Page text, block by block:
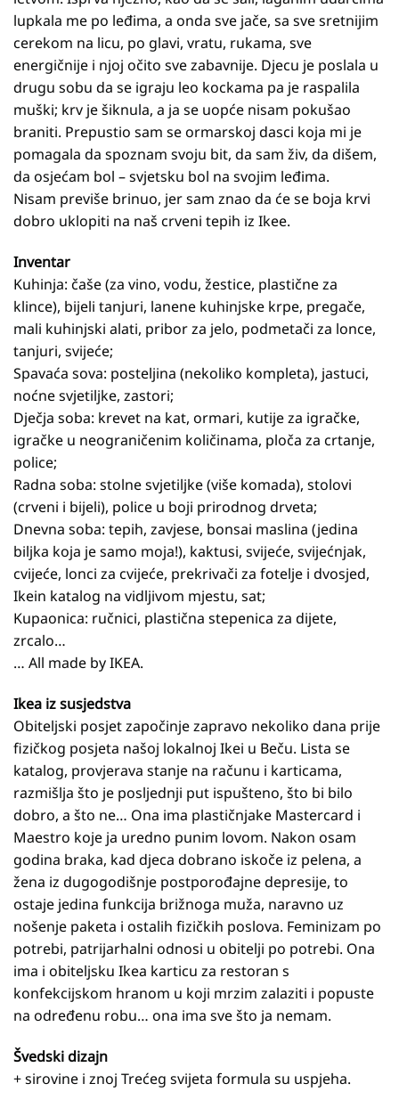
lupkala me po leđima, a onda sve jače, sa sve sretnijim
cerekom na licu, po glavi, vratu, rukama, sve
energičnije i njoj očito sve zabavnije. Djecu je poslala u
drugu sobu da se igraju leo kockama pa je raspalila
muški; krv je šiknula, a ja se uopće nisam pokušao
braniti. Prepustio sam se ormarskoj dasci koja mi je
pomagala da spoznam svoju bit, da sam živ, da dišem,
da osjećam bol – svjetsku bol na svojim leđima.
Nisam previše brinuo, jer sam znao da će se boja krvi
dobro uklopiti na naš crveni tepih iz Ikee.
Inventar
Kuhinja: čaše (za vino, vodu, žestice, plastične za
klince), bijeli tanjuri, lanene kuhinjske krpe, pregače,
mali kuhinjski alati, pribor za jelo, podmetači za lonce,
tanjuri, svijeće;
Spavaća sova: posteljina (nekoliko kompleta), jastuci,
noćne svjetiljke, zastori;
Dječja soba: krevet na kat, ormari, kutije za igračke,
igračke u neograničenim količinama, ploča za crtanje,
police;
Radna soba: stolne svjetiljke (više komada), stolovi
(crveni i bijeli), police u boji prirodnog drveta;
Dnevna soba: tepih, zavjese, bonsai maslina (jedina
biljka koja je samo moja!), kaktusi, svijeće, svijećnjak,
cvijeće, lonci za cvijeće, prekrivači za fotelje i dvosjed,
Ikein katalog na vidljivom mjestu, sat;
Kupaonica: ručnici, plastična stepenica za dijete,
zrcalo…
… All made by IKEA.
Ikea iz susjedstva
Obiteljski posjet započinje zapravo nekoliko dana prije
fizičkog posjeta našoj lokalnoj Ikei u Beču. Lista se
katalog, provjerava stanje na računu i karticama,
razmišlja što je posljednji put ispušteno, što bi bilo
dobro, a što ne… Ona ima plastičnjake Mastercard i
Maestro koje ja uredno punim lovom. Nakon osam
godina braka, kad djeca dobrano iskoče iz pelena, a
žena iz dugogodišnje postporođajne depresije, to
ostaje jedina funkcija brižnoga muža, naravno uz
nošenje paketa i ostalih fizičkih poslova. Feminizam po
potrebi, patrijarhalni odnosi u obitelji po potrebi. Ona
ima i obiteljsku Ikea karticu za restoran s
konfekcijskom hranom u koji mrzim zalaziti i popuste
na određenu robu… ona ima sve što ja nemam.
Švedski dizajn
+ sirovine i znoj Trećeg svijeta formula su uspjeha.